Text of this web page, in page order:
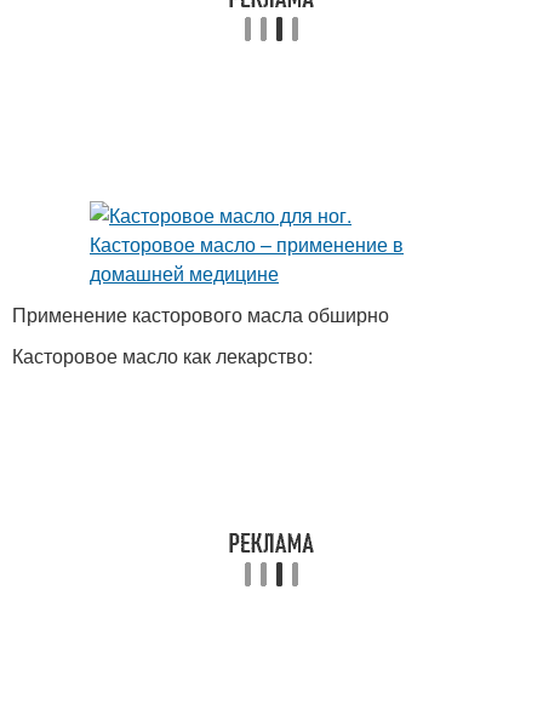
Применение касторового масла обширно
Касторовое масло как лекарство: